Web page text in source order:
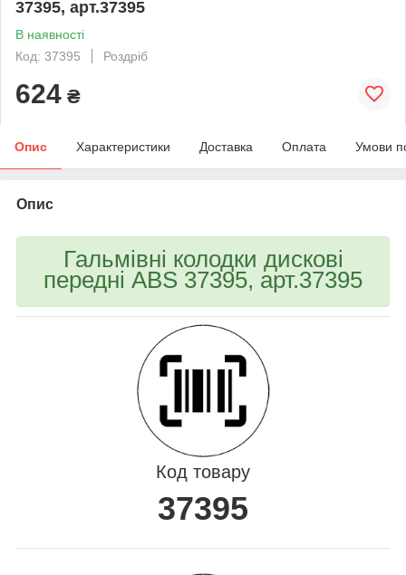
37395, арт.37395
В наявності
Код: 37395
Роздріб
624 ₴
Опис Характеристики Доставка Оплата Умови
Опис
Гальмівні колодки дискові
передні ABS 37395, арт.37395
Код товару
37395